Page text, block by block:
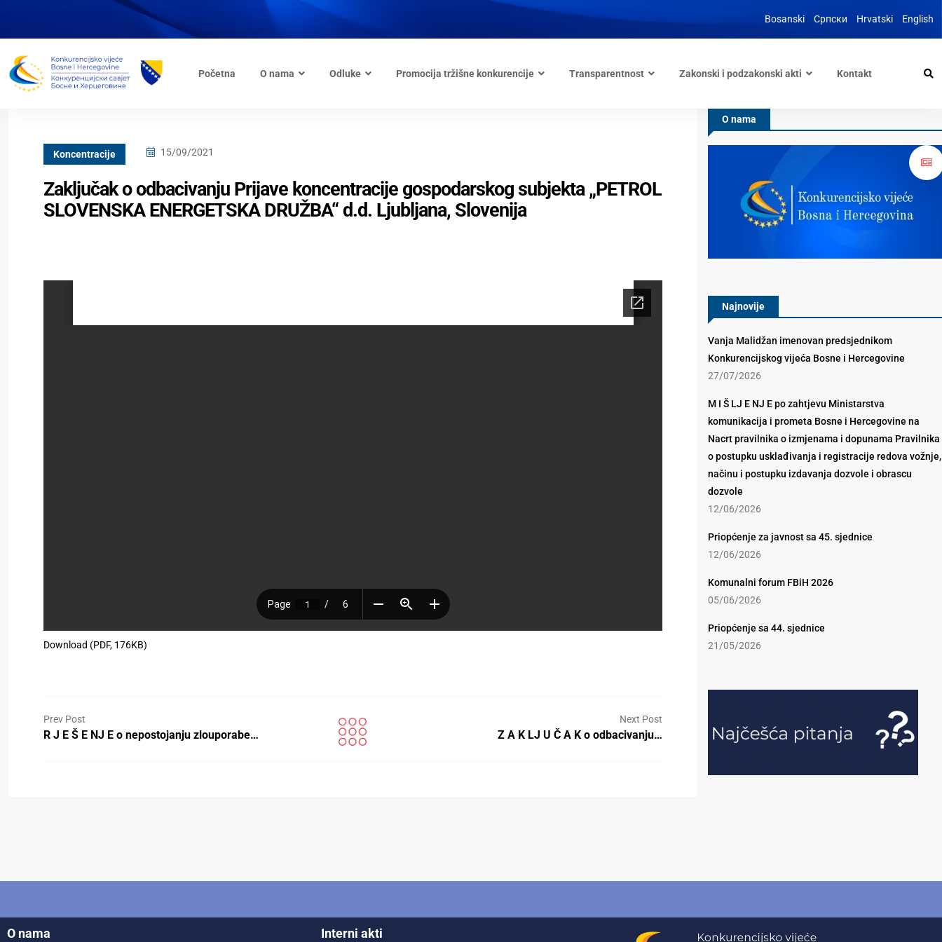
Bosanski Српски Hrvatski English
Početna O nama Odluke Promocija tržišne konkurencije Transparentnost Zakonski i podzakonski akti Kontakt
Koncentracije 15/09/2021
Zaključak o odbacivanju Prijave koncentracije gospodarskog subjekta „PETROL
SLOVENSKA ENERGETSKA DRUŽBA“ d.d. Ljubljana, Slovenija
Download (PDF, 176KB)
Prev Post
R J E Š E NJ E o nepostojanju zlouporabe…
Next Post
Z A K LJ U Č A K o odbacivanju…
O nama
Najnovije
Vanja Malidžan imenovan predsjednikom
Konkurencijskog vijeća Bosne i Hercegovine
27/07/2026
M I Š LJ E NJ E po zahtjevu Ministarstva
komunikacija i prometa Bosne i Hercegovine na
Nacrt pravilnika o izmjenama i dopunama Pravilnika
o postupku usklađivanja i registracije redova vožnje,
načinu i postupku izdavanja dozvole i obrascu
dozvole
12/06/2026
Priopćenje za javnost sa 45. sjednice
12/06/2026
Komunalni forum FBiH 2026
05/06/2026
Priopćenje sa 44. sjednice
21/05/2026
O nama Interni akti